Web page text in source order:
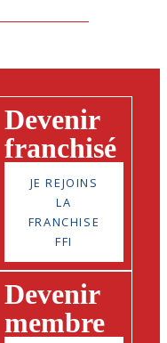
Devenir
franchisé
JE REJOINS
LA
FRANCHISE
FFI
Devenir
membre